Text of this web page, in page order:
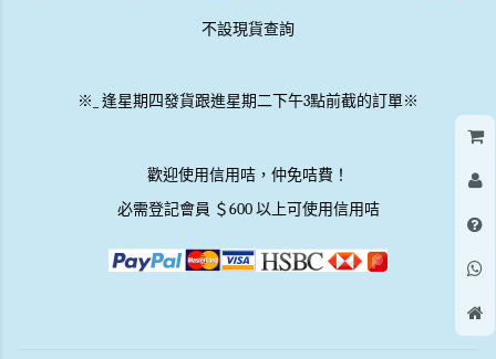
不設現貨查詢
※ 逢星期四發貨跟進星期二下午3點前截的訂單※
歡迎使用信用咭，仲免咭費！
必需登記會員 ＄600 以上可使用信用咭